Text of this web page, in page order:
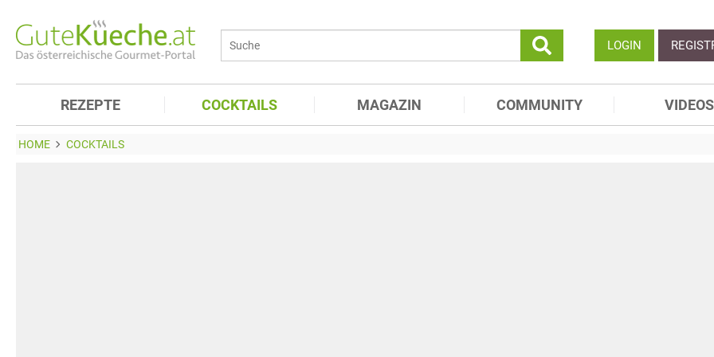
LOGIN
REZEPTE COCKTAILS MAGAZIN COMMUNITY VIDEOS
HOME COCKTAILS